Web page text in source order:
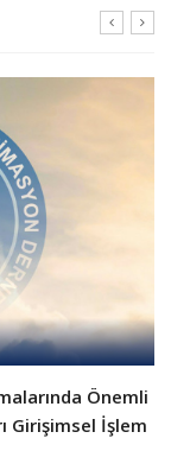
Önemli
Girişimsel İşlem